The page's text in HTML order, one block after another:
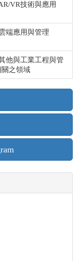
VR技術與應用
端應用與管理
他與工業工程與管
關之領域